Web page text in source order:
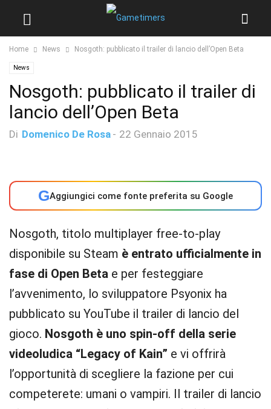
Home News Nosgoth: pubblicato il trailer di lancio dell’Open Beta
News
Nosgoth: pubblicato il trailer di
lancio dell’Open Beta
Di Domenico De Rosa - 22 Gennaio 2015
GAggiungici come fonte preferita su Google
Nosgoth, titolo multiplayer free-to-play
disponibile su Steam è entrato ufficialmente in
fase di Open Beta e per festeggiare
l’avvenimento, lo sviluppatore Psyonix ha
pubblicato su YouTube il trailer di lancio del
gioco. Nosgoth è uno spin-off della serie
videoludica “Legacy of Kain” e vi offrirà
l’opportunità di scegliere la fazione per cui
competerete: umani o vampiri. Il trailer di lancio